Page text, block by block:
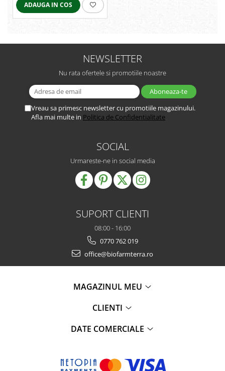
ADAUGA IN COS
NEWSLETTER
Nu rata ofertele si promotiile noastre
Vreau sa primesc newsletter cu promotiile magazinului.
Afla mai multe in Politica de Confidentialitate
SOCIAL
Urmareste-ne in social media
SUPORT CLIENTI
08:00 - 16:00
0770 762 019
office@biofarmterra.ro
MAGAZINUL MEU
CLIENTI
DATE COMERCIALE